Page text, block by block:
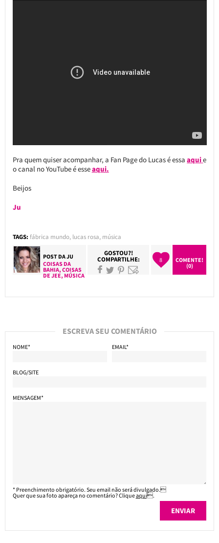
Pra quem quiser acompanhar, a Fan Page do Lucas é essaaquie
o canal no YouTube é esseaqui.
Beijos
Ju
TAGS: fábrica mundo, lucas rosa, música
POST DAJU
COISAS DA
BAHIA,COISAS
DE JEE, MÚSICA
GOSTOU?!
COMPARTILHE: 8
COMENTE!
(0)
ESCREVA SEU COMENTÁRIO
NOME* EMAIL*
BLOG/SITE
MENSAGEM*
* Preenchimento obrigatório. Seu email não será divulgado.
Quer que sua foto apareça no comentário? Cliqueaqui.